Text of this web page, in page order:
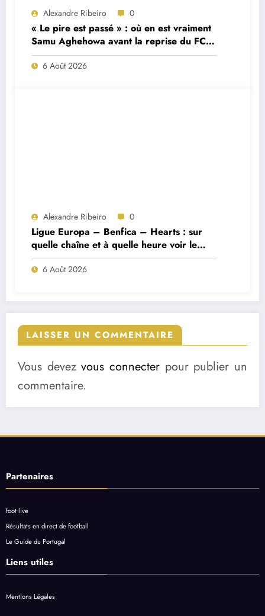
Alexandre Ribeiro 0
« Le pire est passé » : où en est vraiment
Samu Aghehowa avant la reprise du FC
Porto ?
6 Août 2026
Alexandre Ribeiro 0
Ligue Europa – Benfica – Hearts : sur
quelle chaîne et à quelle heure voir le
match ?
6 Août 2026
LAISSER UN COMMENTAIRE
Vous devezvous connecter pour publier un
commentaire.
Partenaires
foot live
Résultats en direct de football
Le Guide du Portugal
Liens utiles
Mentions Légales